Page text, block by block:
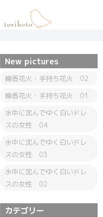
New pictures
線香花火・手持ち花火 02
線香花火・手持ち花火 01
水中に沈んでゆく白いドレ
スの女性 04
水中に沈んでゆく白いドレ
スの女性 03
水中に沈んでゆく白いドレ
スの女性 02
カテゴリー